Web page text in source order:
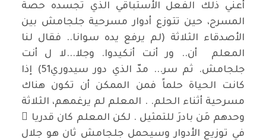
أعني ذلك الفعل الأستباقي الذي تجسده حصة
المسرح، حين تتوزع أدوار مسرحية جلجامش بين
الأصدقاء الثلاثة (لم يرفع يده سوانا.. فقال لنا
المعلم أن.. ور أنت أنكيدوا. وجلا...لا ل أنت
جلجامش. ثم سر... مدّ الذي دور سيدوري51) إذا
كانت الحياة حلماً فمن الممكن أن تكون هناك
مسرحية أثناء الحلم. . المعلم لم يرغمهم، الثلاثة
وحدهم مَن بادرَ للتمثيل . لكن المعلم كان قدريا ً
في توزيع الأدوار وسيحمل جلجامش ثان هو جلال